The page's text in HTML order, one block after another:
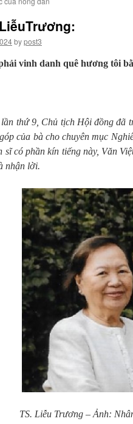
bypost3
vinh danh quê hương tôi
thứ 9, Chủ tịch Hội đồng đã
của bà cho chuyên mục
sĩ có phần kín tiếng này, Văn
nhận lời.
TS. Liễu Trương – Ảnh: